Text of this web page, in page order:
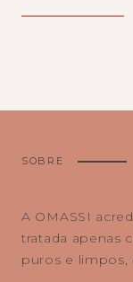
SOBRE
A OMASSI
tratada apenas
puros e